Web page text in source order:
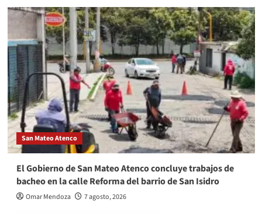
San Mateo Atenco
El Gobierno de San Mateo Atenco concluye trabajos de
bacheo en la calle Reforma del barrio de San Isidro
Omar Mendoza 7 agosto, 2026